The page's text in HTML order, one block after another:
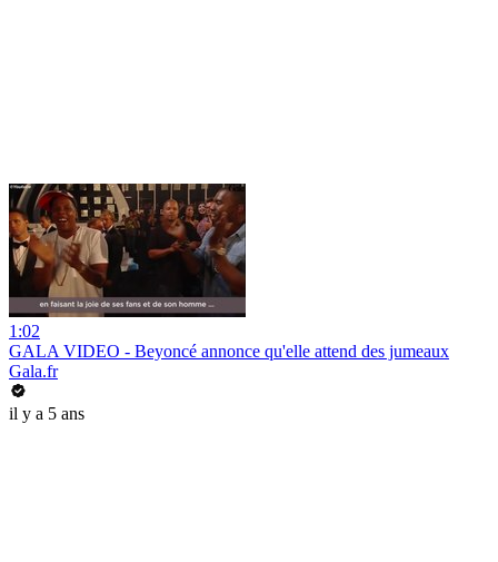
1:02
GALA VIDEO - Beyoncé annonce qu'elle attend des jumeaux
Gala.fr
il y a 5 ans